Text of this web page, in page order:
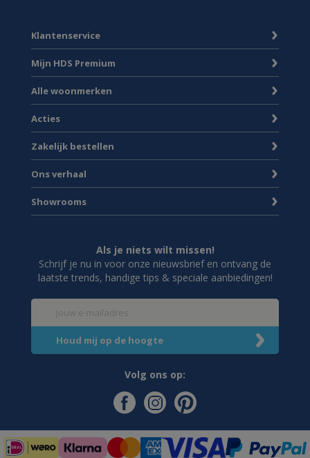
Klantenservice
Mijn HDS Premium
Alle woonmerken
Acties
Zakelijk bestellen
Ons verhaal
Showrooms
Als je niets wilt missen!
Schrijf je nu in voor onze nieuwsbrief en ontvang de
laatste trends, handige tips & speciale aanbiedingen!
Volg ons op: